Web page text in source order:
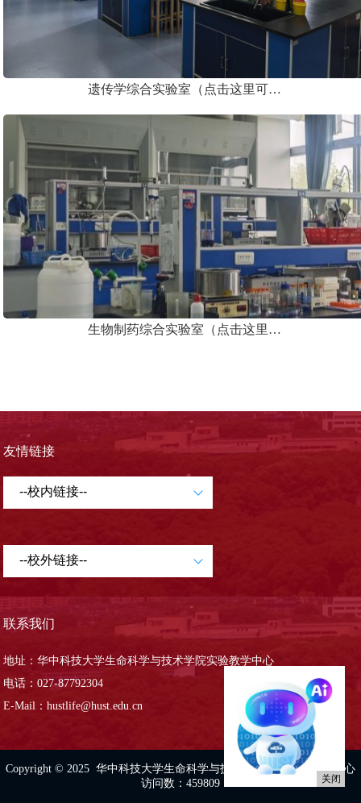
关闭
遗传学综合实验室（点击这里可…
生物制药综合实验室（点击这里…
友情链接
联系我们
地址：华中科技大学生命科学与技术学院实验教学中心
电话：027-87792304
E-Mail：hustlife@hust.edu.cn
Copyright © 2025 华中科技大学生命科学与技术虚拟仿真实验教学中心
访问数： 459809